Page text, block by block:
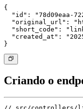
{
"id": "78d09eaa-
"original_url":
"short_code":
"created_at":
Criando o